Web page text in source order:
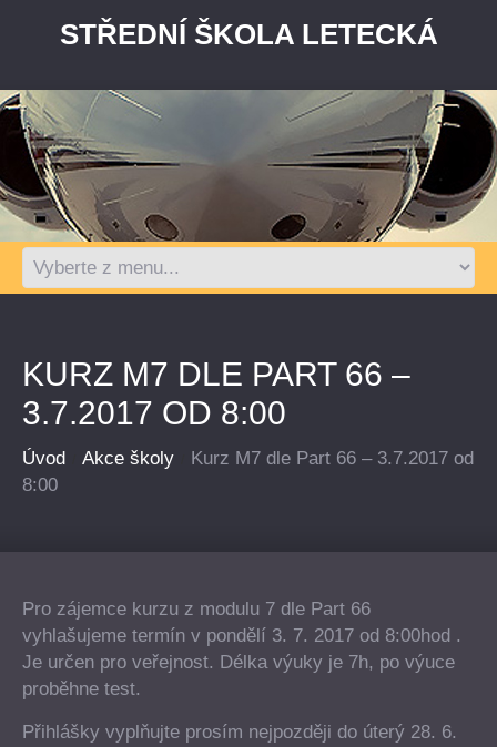
STŘEDNÍ ŠKOLA LETECKÁ
KURZ M7 DLE PART 66 –
3.7.2017 OD 8:00
Úvod Akce školy
Kurz M7 dle Part 66 – 3.7.2017 od
8:00
Pro zájemce kurzu z modulu 7 dle Part 66
vyhlašujeme termín v pondělí 3. 7. 2017 od 8:00hod .
Je určen pro veřejnost. Délka výuky je 7h, po výuce
proběhne test.
Přihlášky vyplňujte prosím nejpozději do úterý 28. 6.